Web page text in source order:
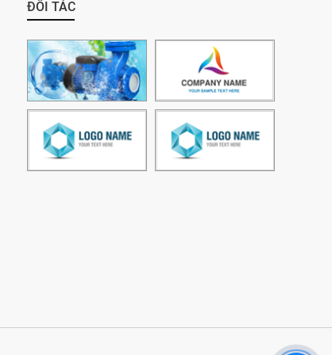
ĐỐI TÁC